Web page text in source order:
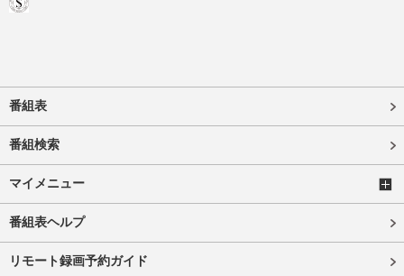
番組表
番組検索
マイメニュー
番組表ヘルプ
リモート録画予約ガイド